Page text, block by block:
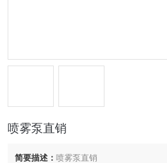
喷雾泵直销
简要描述：喷雾泵直销